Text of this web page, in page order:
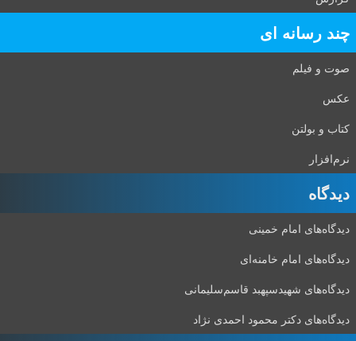
چند رسانه ای
صوت و فیلم
عکس
کتاب و بولتن
نرم‌افزار
دیدگاه‌
دیدگاه‌های امام خمینی
دیدگاه‌های امام خامنه‌ای
دیدگاه‌های شهید‌سپهبد قاسم‌سلیمانی
دیدگاه‌های دکتر محمود احمدی نژاد